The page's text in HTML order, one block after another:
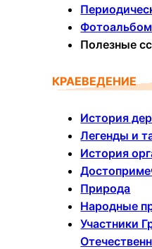
Фотоальбом
Полезные
КРАЕВЕДЕНИЕ
История
Легенды и
История
Природа
Народные
Участники